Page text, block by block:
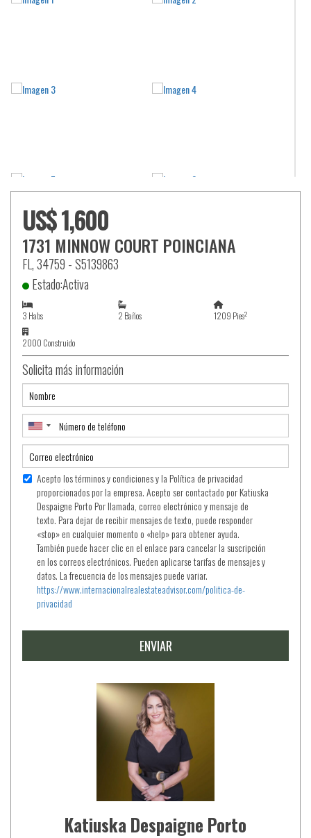
US$ 1,600
1731 MINNOW COURT POINCIANA
FL, 34759 - S5139863
Estado:Activa
3 Habs 2 Baños 1209 Pies2
2000 Construido
Solicita más información
Acepto los términos y condiciones y la Política de privacidad
proporcionados por la empresa. Acepto ser contactado por Katiuska
Despaigne Porto Por llamada, correo electrónico y mensaje de
texto. Para dejar de recibir mensajes de texto, puede responder
«stop» en cualquier momento o «help» para obtener ayuda.
También puede hacer clic en el enlace para cancelar la suscripción
en los correos electrónicos. Pueden aplicarse tarifas de mensajes y
datos. La frecuencia de los mensajes puede variar.
https://www.internacionalrealestateadvisor.com/politica-de-
privacidad
ENVIAR
Katiuska Despaigne Porto